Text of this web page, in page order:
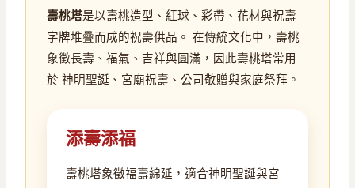
壽桃塔是以壽桃造型、紅球、彩帶、花材與祝壽
字牌堆疊而成的祝壽供品。 在傳統文化中，壽桃
象徵長壽、福氣、吉祥與圓滿，因此壽桃塔常用
於 神明聖誕、宮廟祝壽、公司敬贈與家庭祭拜。
添壽添福
壽桃塔象徵福壽綿延，適合神明聖誕與宮